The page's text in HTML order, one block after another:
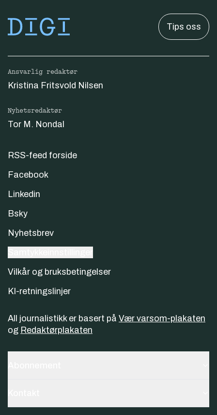
Tips oss
Ansvarlig redaktør
Kristina Fritsvold Nilsen
Nyhetsredaktør
Tor M. Nondal
RSS-feed forside
Facebook
Linkedin
Bsky
Nyhetsbrev
Vilkår og bruksbetingelser
KI-retningslinjer
All journalistikk er basert på Vær varsom-plakaten
og Redaktørplakaten